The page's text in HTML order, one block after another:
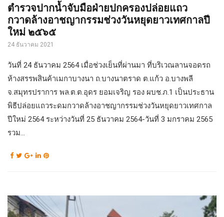
ตำรวจปากน้ำจับมือฝ่ายปกครองปล่อยแถว
กวาดล้างอาชญากรรมช่วงวันหยุดยาวเทศกาลปี
ใหม่ ๒๕๖๕
24 ธันวาคม 2021
วันที่ 24 ธันวาคม 2564 เมื่อช่วงเย็นที่ผ่านมา ที่บริเวณลานจอดรถ
ห้างสรรพสินค้าเมกาบางนา ถ.บางนาตราด ต.แก้ว อ.บางพลี
จ.สมุทรปราการ พล.ต.ต.อุดร ยอมเจริญ รอง ผบช.ภ.1 เป็นประธาน
พิธีปล่อยแถวระดมกวาดล้างอาชญากรรมช่วงวันหยุดยาวเทศกาล
ปีใหม่ 2564 ระหว่างวันที่ 25 ธันวาคม 2564-วันที่ 3 มกราคม 2565
รวม...